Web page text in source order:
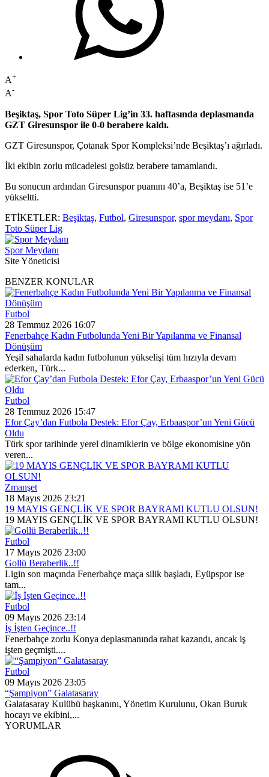
A+
A-
Beşiktaş, Spor Toto Süper Lig’in 33. haftasında deplasmanda
GZT Giresunspor ile 0-0 berabere kaldı.
GZT Giresunspor, Çotanak Spor Kompleksi’nde Beşiktaş’ı ağırladı.
İki ekibin zorlu mücadelesi golsüz berabere tamamlandı.
Bu sonucun ardından Giresunspor puanını 40’a, Beşiktaş ise 51’e
yükseltti.
ETİKETLER: Beşiktaş, Futbol, Giresunspor, spor meydanı, Spor
Toto Süper Lig
Spor Meydanı
Site Yöneticisi
BENZER KONULAR
Futbol
28 Temmuz 2026 16:07
Fenerbahçe Kadın Futbolunda Yeni Bir Yapılanma ve Finansal
Dönüşüm
Yeşil sahalarda kadın futbolunun yükselişi tüm hızıyla devam
ederken, Türk...
Futbol
28 Temmuz 2026 15:47
Efor Çay’dan Futbola Destek: Efor Çay, Erbaaspor’un Yeni Gücü
Oldu
Türk spor tarihinde yerel dinamiklerin ve bölge ekonomisine yön
veren...
Zmanşet
18 Mayıs 2026 23:21
19 MAYIS GENÇLİK VE SPOR BAYRAMI KUTLU OLSUN!
19 MAYIS GENÇLİK VE SPOR BAYRAMI KUTLU OLSUN!
Futbol
17 Mayıs 2026 23:00
Gollü Beraberlik..!!
Ligin son maçında Fenerbahçe maça silik başladı, Eyüpspor ise
tam...
Futbol
09 Mayıs 2026 23:14
İş İşten Geçince..!!
Fenerbahçe zorlu Konya deplasmanında rahat kazandı, ancak iş
işten geçmişti....
Futbol
09 Mayıs 2026 23:05
“Şampiyon” Galatasaray
Galatasaray Kulübü başkanını, Yönetim Kurulunu, Okan Buruk
hocayı ve ekibini,...
YORUMLAR